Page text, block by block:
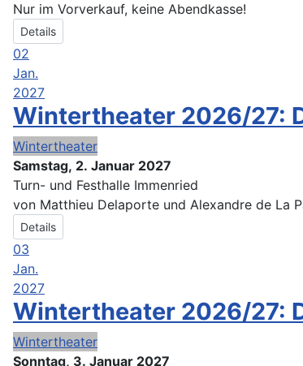
Nur im Vorverkauf, keine Abendkasse!
Details
02
Jan.
2027
Wintertheater 2026/27:
Wintertheater
Samstag, 2. Januar 2027
Turn- und Festhalle Immenried
von Matthieu Delaporte und Alexandre de La
Details
03
Jan.
2027
Wintertheater 2026/27:
Wintertheater
Sonntag, 3. Januar 2027